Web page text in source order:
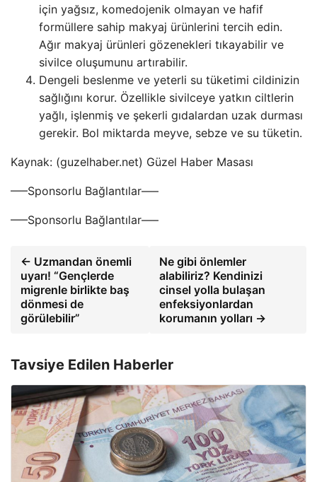
için yağsız, komedojenik olmayan ve hafif
formüllere sahip makyaj ürünlerini tercih edin.
Ağır makyaj ürünleri gözenekleri tıkayabilir ve
sivilce oluşumunu artırabilir.
Dengeli beslenme ve yeterli su tüketimi cildinizin
sağlığını korur. Özellikle sivilceye yatkın ciltlerin
yağlı, işlenmiş ve şekerli gıdalardan uzak durması
gerekir. Bol miktarda meyve, sebze ve su tüketin.
Kaynak: (guzelhaber.net) Güzel Haber Masası
—–Sponsorlu Bağlantılar—–
—–Sponsorlu Bağlantılar—–
← Uzmandan önemli
uyarı! “Gençlerde
migrenle birlikte baş
dönmesi de
görülebilir”
Ne gibi önlemler
alabiliriz? Kendinizi
cinsel yolla bulaşan
enfeksiyonlardan
korumanın yolları →
Tavsiye Edilen Haberler